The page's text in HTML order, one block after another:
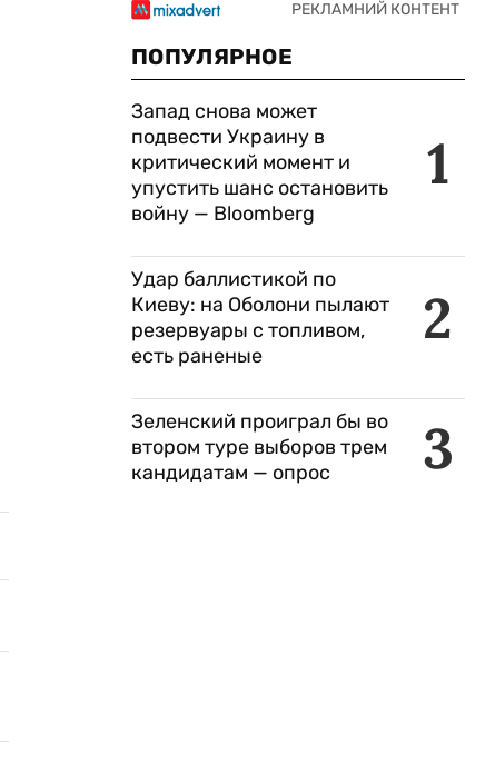
ПОПУЛЯРНОЕ
1
Запад снова может
подвести Украину в
критический момент и
упустить шанс остановить
войну — Bloomberg
2
Удар баллистикой по
Киеву: на Оболони пылают
резервуары с топливом,
есть раненые
3
Зеленский проиграл бы во
втором туре выборов трем
кандидатам — опрос